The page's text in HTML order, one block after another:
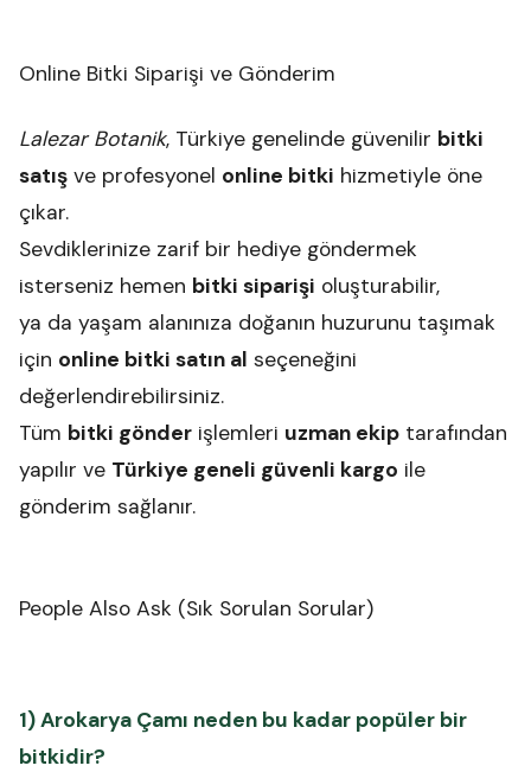
Online Bitki Siparişi ve Gönderim
Lalezar Botanik, Türkiye genelinde güvenilir bitki
satış ve profesyonel online bitki hizmetiyle öne
çıkar.
Sevdiklerinize zarif bir hediye göndermek
isterseniz hemen bitki siparişi oluşturabilir,
ya da yaşam alanınıza doğanın huzurunu taşımak
için online bitki satın al seçeneğini
değerlendirebilirsiniz.
Tüm bitki gönder işlemleri uzman ekip tarafından
yapılır ve Türkiye geneli güvenli kargo ile
gönderim sağlanır.
People Also Ask (Sık Sorulan Sorular)
1) Arokarya Çamı neden bu kadar popüler bir
bitkidir?